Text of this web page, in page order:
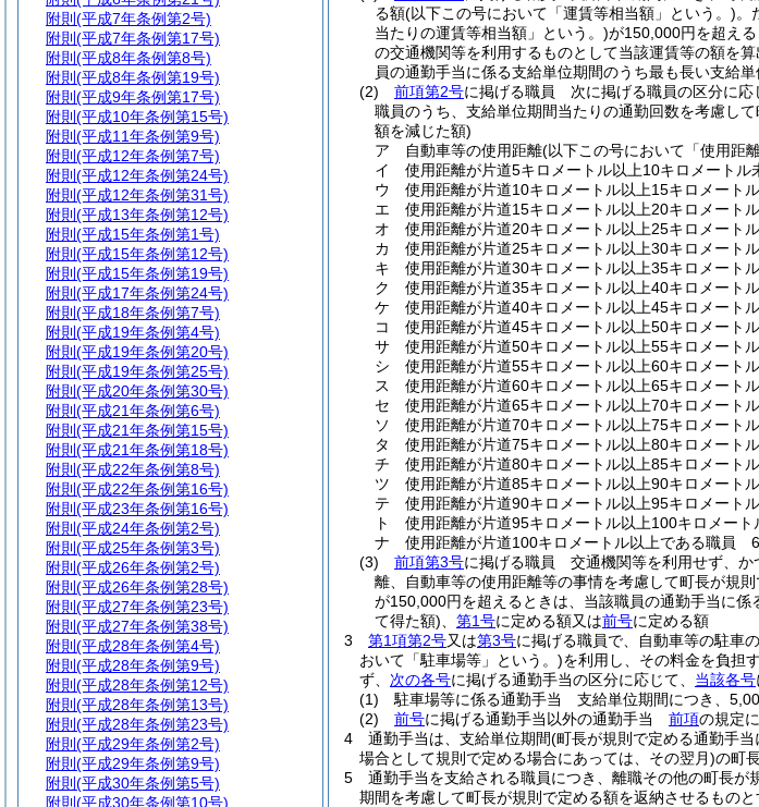
る額(以下この号において「運賃等相当額」という。)。
当たりの運賃等相当額」という。)が150,000円を超え
の交通機関等を利用するものとして当該運賃等の額を
員の通勤手当に係る支給単位期間のうち最も長い支給
(2)
前項第2号に掲げる職員 次に掲げる職員の区分に応
職員のうち、支給単位期間当たりの通勤回数を考慮し
額を減じた額)
ア
自動車等の使用距離(以下この号において「使用距
イ
使用距離が片道5キロメートル以上10キロメート
ウ
使用距離が片道10キロメートル以上15キロメート
エ
使用距離が片道15キロメートル以上20キロメート
オ
使用距離が片道20キロメートル以上25キロメート
カ
使用距離が片道25キロメートル以上30キロメート
キ
使用距離が片道30キロメートル以上35キロメート
ク
使用距離が片道35キロメートル以上40キロメート
ケ
使用距離が片道40キロメートル以上45キロメート
コ
使用距離が片道45キロメートル以上50キロメート
サ
使用距離が片道50キロメートル以上55キロメート
シ
使用距離が片道55キロメートル以上60キロメート
ス
使用距離が片道60キロメートル以上65キロメート
セ
使用距離が片道65キロメートル以上70キロメート
ソ
使用距離が片道70キロメートル以上75キロメート
タ
使用距離が片道75キロメートル以上80キロメート
チ
使用距離が片道80キロメートル以上85キロメート
ツ
使用距離が片道85キロメートル以上90キロメート
テ
使用距離が片道90キロメートル以上95キロメート
ト
使用距離が片道95キロメートル以上100キロメー
ナ
使用距離が片道100キロメートル以上である職員
(3)
前項第3号に掲げる職員 交通機関等を利用せず、か
離、自動車等の使用距離等の事情を考慮して町長が規則
が150,000円を超えるときは、当該職員の通勤手当に
て得た額)
第1号に定める額又は前号に定める額
3
第1項第2号又は第3号に掲げる職員で、自動車等の駐車
おいて「駐車場等」という。)を利用し、その料金を負担
ず、 次の各号に掲げる通勤手当の区分に応じて、 当該各号
(1)
駐車場等に係る通勤手当 支給単位期間につき、
(2)
前号に掲げる通勤手当以外の通勤手当 前項の規定
4
通勤手当は、支給単位期間(町長が規則で定める通勤手
場合として規則で定める場合にあっては、その翌月)の町
5
通勤手当を支給される職員につき、離職その他の町長
期間を考慮して町長が規則で定める額を返納させるものと
附則 (平成7年条例第2号)
附則 (平成7年条例第17号)
附則 (平成8年条例第8号)
附則 (平成8年条例第19号)
附則 (平成9年条例第17号)
附則 (平成10年条例第15号)
附則 (平成11年条例第9号)
附則 (平成12年条例第7号)
附則 (平成12年条例第24号)
附則 (平成12年条例第31号)
附則 (平成13年条例第12号)
附則 (平成15年条例第1号)
附則 (平成15年条例第12号)
附則 (平成15年条例第19号)
附則 (平成17年条例第24号)
附則 (平成18年条例第7号)
附則 (平成19年条例第4号)
附則 (平成19年条例第20号)
附則 (平成19年条例第25号)
附則 (平成20年条例第30号)
附則 (平成21年条例第6号)
附則 (平成21年条例第15号)
附則 (平成21年条例第18号)
附則 (平成22年条例第8号)
附則 (平成22年条例第16号)
附則 (平成23年条例第16号)
附則 (平成24年条例第2号)
附則 (平成25年条例第3号)
附則 (平成26年条例第2号)
附則 (平成26年条例第28号)
附則 (平成27年条例第23号)
附則 (平成27年条例第38号)
附則 (平成28年条例第4号)
附則 (平成28年条例第9号)
附則 (平成28年条例第12号)
附則 (平成28年条例第13号)
附則 (平成28年条例第23号)
附則 (平成29年条例第2号)
附則 (平成29年条例第9号)
附則 (平成30年条例第5号)
附則 (平成30年条例第10号)